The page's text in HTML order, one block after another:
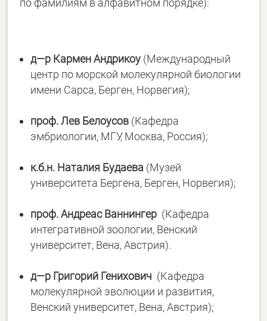
по фамилиям в алфавитном порядке):
д—р Кармен Андрикоу (Международный
центр по морской молекулярной биологии
имени Сарса, Берген, Норвегия);
проф.Лев Белоусов (Кафедра
эмбриологии, МГУ, Москва, Россия);
к.б.н. Наталия Будаева (Музей
университета Бергена, Берген, Норвегия);
проф.Андреас Ваннингер (Кафедра
интегративной зоологии, Венский
университет, Вена, Австрия).
д—р Григорий Генихович (Кафедра
молекулярной эволюции и развития,
Венский университет, Вена, Австрия);